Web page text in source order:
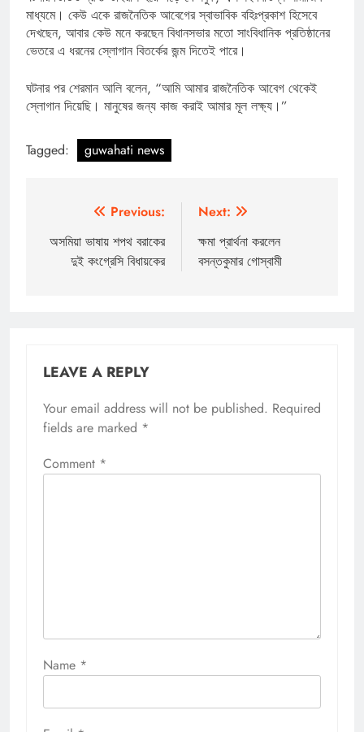
মাধ্যমে। কেউ একে রাজনৈতিক আবেগের স্বাভাবিক বহিঃপ্রকাশ হিসেবে
দেখছেন, আবার কেউ মনে করছেন বিধানসভার মতো সাংবিধানিক প্রতিষ্ঠানের
ভেতরে এ ধরনের স্লোগান বিতর্কের জন্ম দিতেই পারে।
ঘটনার পর শেরমান আলি বলেন, “আমি আমার রাজনৈতিক আবেগ থেকেই
স্লোগান দিয়েছি। মানুষের জন্য কাজ করাই আমার মূল লক্ষ্য।”
Tagged: guwahati news
navigation
Previous:
অসমিয়া ভাষায় শপথ বরাকের
দুই কংগ্রেসি বিধায়কের
Next:
ক্ষমা প্রার্থনা করলেন
বসন্তকুমার গোস্বামী
LEAVE A REPLY
Your email address will not be published. Required
fields are marked *
Comment *
Name *